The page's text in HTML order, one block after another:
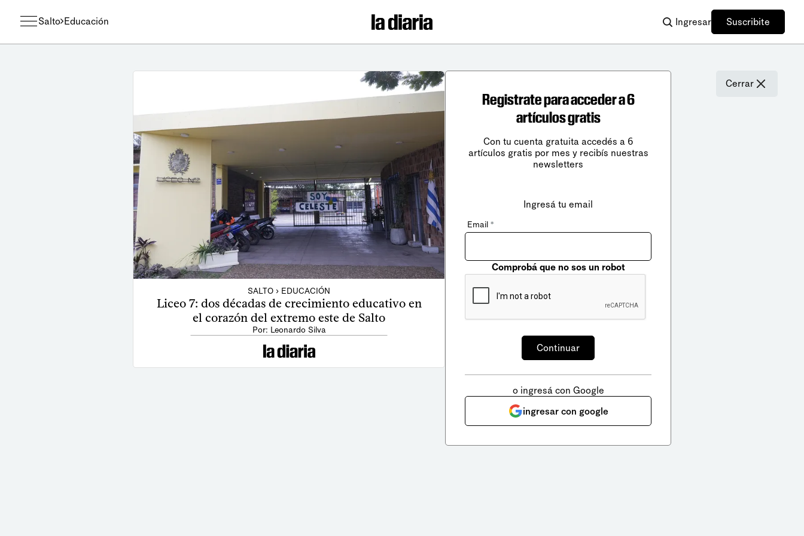
Salto Educación Ingresar Suscribite
SALTO › EDUCACIÓN
Liceo 7: dos décadas de crecimiento educativo en
el corazón del extremo este de Salto
Por: Leonardo Silva
Cerrar
Registrate para acceder a 6
artículos gratis
Con tu cuenta gratuita accedés a 6
artículos gratis por mes y recibís nuestras
newsletters
Ingresá tu email
Email *
Comprobá que no sos un robot
o ingresá con Google
ingresar con google